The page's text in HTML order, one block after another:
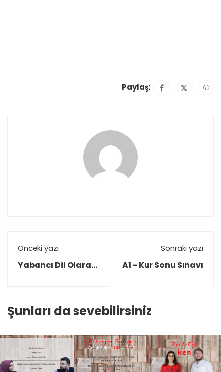
Paylaş:
Önceki yazı
Yabancı Dil Olarak
Sonraki yazı
A1 - Kur Sonu Sınavı
Şunları da sevebilirsiniz